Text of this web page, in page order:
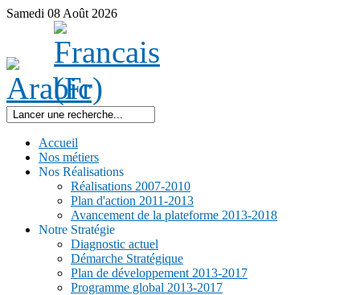
Samedi 08 Août 2026
Accueil
Nos métiers
Nos Réalisations
Réalisations 2007-2010
Plan d'action 2011-2013
Avancement de la plateforme 2013-2018
Notre Stratégie
Diagnostic actuel
Démarche Stratégique
Plan de développement 2013-2017
Programme global 2013-2017